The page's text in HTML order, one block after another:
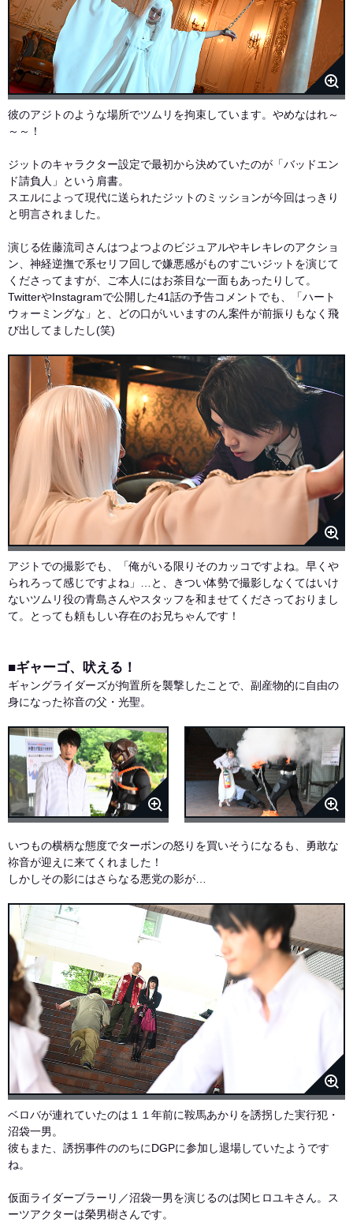
彼のアジトのような場所でツムリを拘束しています。やめなはれ～
～～！
ジットのキャラクター設定で最初から決めていたのが「バッドエン
ド請負人」という肩書。
スエルによって現代に送られたジットのミッションが今回はっきり
と明言されました。
演じる佐藤流司さんはつよつよのビジュアルやキレキレのアクショ
ン、神経逆撫で系セリフ回しで嫌悪感がものすごいジットを演じて
くださってますが、ご本人にはお茶目な一面もあったりして。
TwitterやInstagramで公開した41話の予告コメントでも、「ハート
ウォーミングな」と、どの口がいいますのん案件が前振りもなく飛
び出してましたし(笑)
アジトでの撮影でも、「俺がいる限りそのカッコですよね。早くや
られろって感じですよね」…と、きつい体勢で撮影しなくてはいけ
ないツムリ役の青島さんやスタッフを和ませてくださっておりまし
て。とっても頼もしい存在のお兄ちゃんです！
■ギャーゴ、吠える！
ギャングライダーズが拘置所を襲撃したことで、副産物的に自由の
身になった祢音の父・光聖。
いつもの横柄な態度でターボンの怒りを買いそうになるも、勇敢な
祢音が迎えに来てくれました！
しかしその影にはさらなる悪党の影が…
ベロバが連れていたのは１１年前に鞍馬あかりを誘拐した実行犯・
沼袋一男。
彼もまた、誘拐事件ののちにDGPに参加し退場していたようです
ね。
仮面ライダーブラーリ／沼袋一男を演じるのは関ヒロユキさん。ス
ーツアクターは榮男樹さんです。